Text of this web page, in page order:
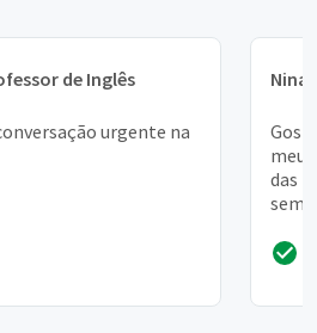
de Inglês
urgente na
Nina
meu
das